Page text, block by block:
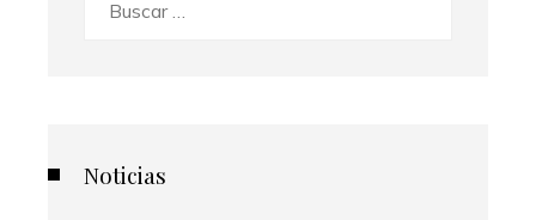
Noticias